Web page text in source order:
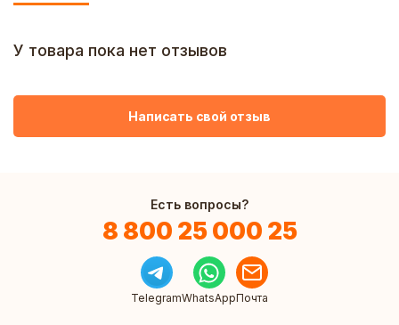
У товара пока нет отзывов
Написать свой отзыв
Есть вопросы?
8 800 25 000 25
TelegramWhatsAppПочта